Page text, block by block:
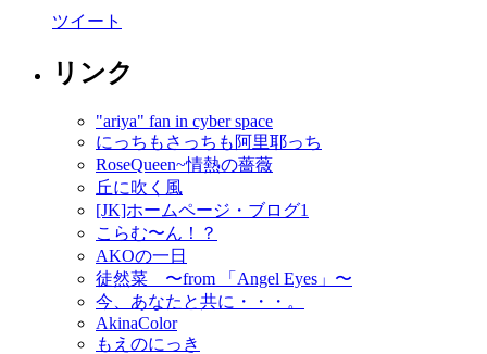
ツイート
リンク
"ariya" fan in cyber space
にっちもさっちも阿里耶っち
RoseQueen~情熱の薔薇
丘に吹く風
[JK]ホームページ・ブログ1
こらむ〜ん！？
AKOの一日
徒然菜 〜from 「Angel Eyes」〜
今、あなたと共に・・・。
AkinaColor
もえのにっき